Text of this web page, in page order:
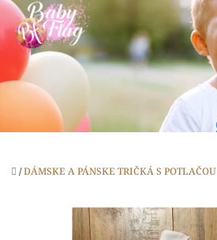
Domov
/DÁMSKE A PÁNSKE TRIČKÁ S POTLAČOU